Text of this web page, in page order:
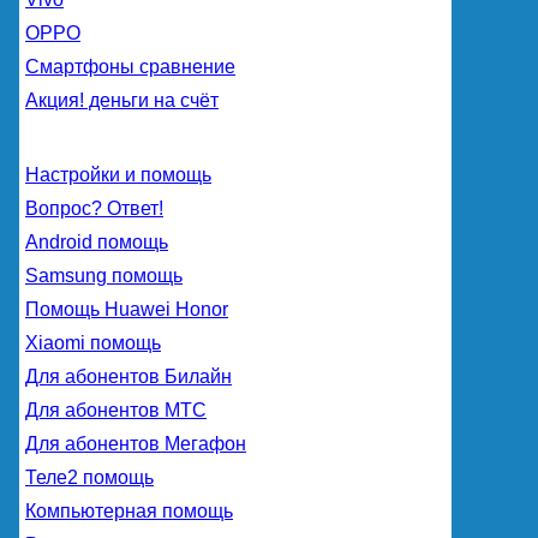
OPPO
Смартфоны сравнение
Акция! деньги на счёт
Настройки и помощь
Вопрос? Ответ!
Android помощь
Samsung помощь
Помощь Huawei Honor
Xiaomi помощь
Для абонентов Билайн
Для абонентов МТС
Для абонентов Мегафон
Теле2 помощь
Компьютерная помощь